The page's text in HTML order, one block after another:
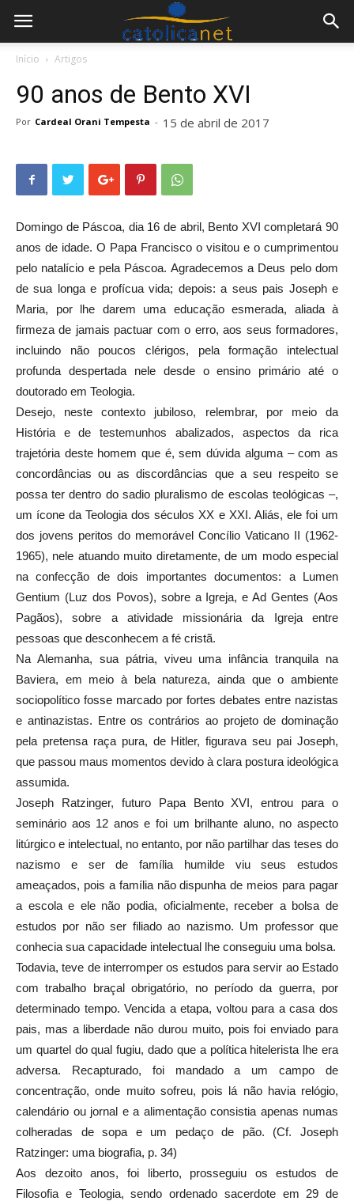
Início Artigos
90 anos de Bento XVI
Por Cardeal Orani Tempesta - 15 de abril de 2017
Domingo de Páscoa, dia 16 de abril, Bento XVI completará 90
anos de idade. O Papa Francisco o visitou e o cumprimentou
pelo natalício e pela Páscoa. Agradecemos a Deus pelo dom
de sua longa e profícua vida; depois: a seus pais Joseph e
Maria, por lhe darem uma educação esmerada, aliada à
firmeza de jamais pactuar com o erro, aos seus formadores,
incluindo não poucos clérigos, pela formação intelectual
profunda despertada nele desde o ensino primário até o
doutorado em Teologia.
Desejo, neste contexto jubiloso, relembrar, por meio da
História e de testemunhos abalizados, aspectos da rica
trajetória deste homem que é, sem dúvida alguma – com as
concordâncias ou as discordâncias que a seu respeito se
possa ter dentro do sadio pluralismo de escolas teológicas –,
um ícone da Teologia dos séculos XX e XXI. Aliás, ele foi um
dos jovens peritos do memorável Concílio Vaticano II (1962-
1965), nele atuando muito diretamente, de um modo especial
na confecção de dois importantes documentos: a Lumen
Gentium (Luz dos Povos), sobre a Igreja, e Ad Gentes (Aos
Pagãos), sobre a atividade missionária da Igreja entre
pessoas que desconhecem a fé cristã.
Na Alemanha, sua pátria, viveu uma infância tranquila na
Baviera, em meio à bela natureza, ainda que o ambiente
sociopolítico fosse marcado por fortes debates entre nazistas
e antinazistas. Entre os contrários ao projeto de dominação
pela pretensa raça pura, de Hitler, figurava seu pai Joseph,
que passou maus momentos devido à clara postura ideológica
assumida.
Joseph Ratzinger, futuro Papa Bento XVI, entrou para o
seminário aos 12 anos e foi um brilhante aluno, no aspecto
litúrgico e intelectual, no entanto, por não partilhar das teses do
nazismo e ser de família humilde viu seus estudos
ameaçados, pois a família não dispunha de meios para pagar
a escola e ele não podia, oficialmente, receber a bolsa de
estudos por não ser filiado ao nazismo. Um professor que
conhecia sua capacidade intelectual lhe conseguiu uma bolsa.
Todavia, teve de interromper os estudos para servir ao Estado
com trabalho braçal obrigatório, no período da guerra, por
determinado tempo. Vencida a etapa, voltou para a casa dos
pais, mas a liberdade não durou muito, pois foi enviado para
um quartel do qual fugiu, dado que a política hitelerista lhe era
adversa. Recapturado, foi mandado a um campo de
concentração, onde muito sofreu, pois lá não havia relógio,
calendário ou jornal e a alimentação consistia apenas numas
colheradas de sopa e um pedaço de pão. (Cf. Joseph
Ratzinger: uma biografia, p. 34)
Aos dezoito anos, foi liberto, prosseguiu os estudos de
Filosofia e Teologia, sendo ordenado sacerdote em 29 de